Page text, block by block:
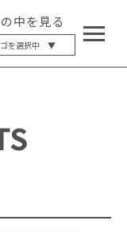
中を見る
ゴを選択中 ▼
最大12%OFF